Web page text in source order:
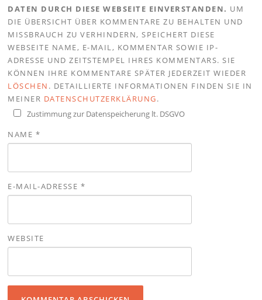
DATEN DURCH DIESE WEBSEITE EINVERSTANDEN. UM
DIE ÜBERSICHT ÜBER KOMMENTARE ZU BEHALTEN UND
MISSBRAUCH ZU VERHINDERN, SPEICHERT DIESE
WEBSEITE NAME, E-MAIL, KOMMENTAR SOWIE IP-
ADRESSE UND ZEITSTEMPEL IHRES KOMMENTARS. SIE
KÖNNEN IHRE KOMMENTARE SPÄTER JEDERZEIT WIEDER
LÖSCHEN . DETAILLIERTE INFORMATIONEN FINDEN SIE IN
MEINER DATENSCHUTZERKLÄRUNG.
Zustimmung zur Datenspeicherung lt. DSGVO
NAME *
E-MAIL-ADRESSE *
WEBSITE